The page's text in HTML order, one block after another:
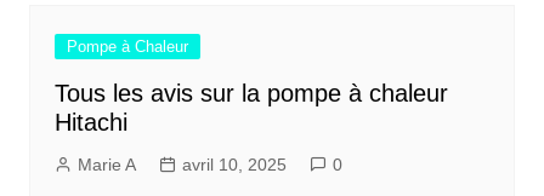
Pompe à Chaleur
Tous les avis sur la pompe à chaleur
Hitachi
Marie A avril 10, 2025 0